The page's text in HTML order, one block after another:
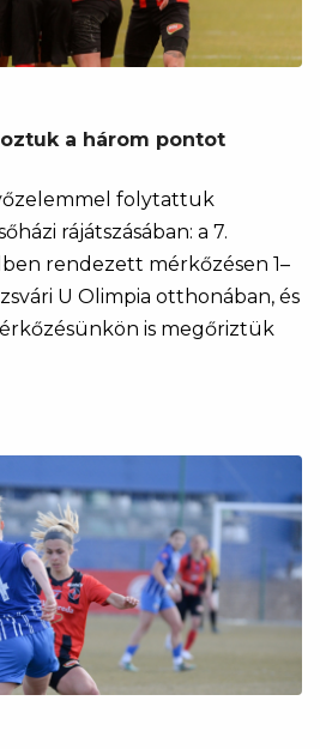
a három pontot
folytattuk
rájátszásában: a 7.
rendezett mérkőzésen 1–
U Olimpia otthonában, és
is megőriztük